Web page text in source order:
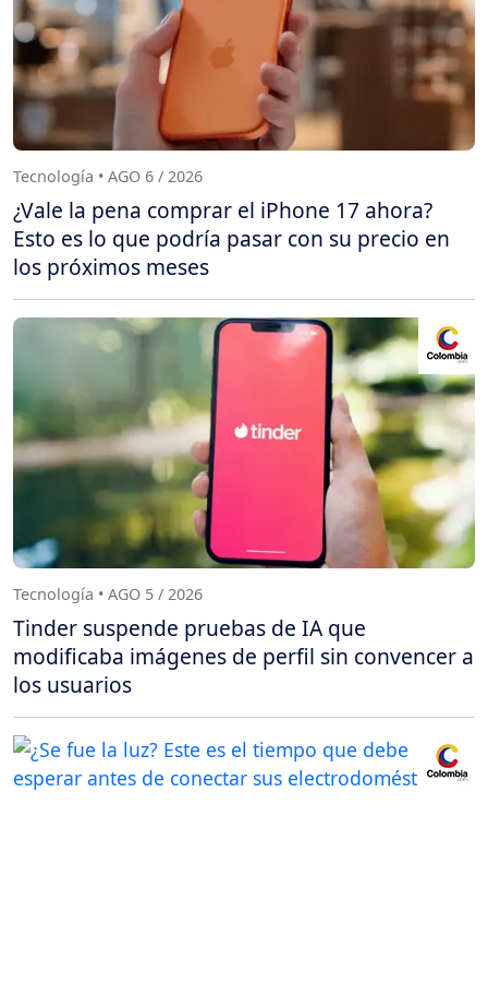
Tecnología • AGO 6 / 2026
¿Vale la pena comprar el iPhone 17 ahora?
Esto es lo que podría pasar con su precio en
los próximos meses
Tecnología • AGO 5 / 2026
Tinder suspende pruebas de IA que
modificaba imágenes de perfil sin convencer a
los usuarios